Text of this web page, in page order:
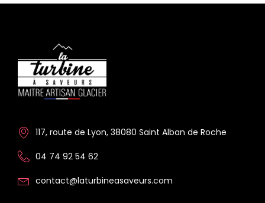
117, route de Lyon, 38080 Saint Alban de Roche
04 74 92 54 62
contact@laturbineasaveurs.com